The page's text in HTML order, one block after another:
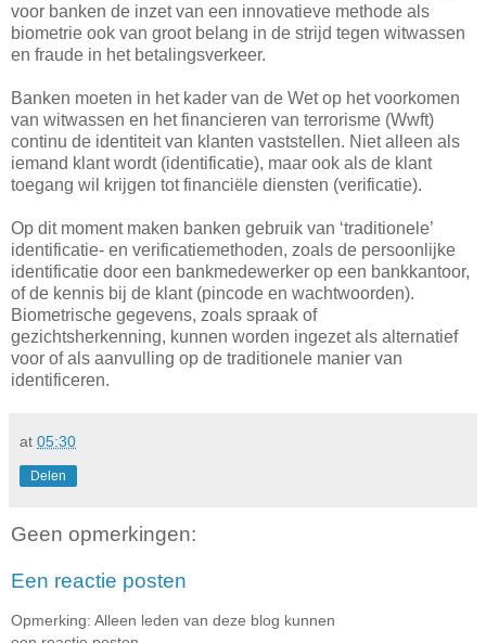
voor banken de inzet van een innovatieve methode als
biometrie ook van groot belang in de strijd tegen witwassen
en fraude in het betalingsverkeer.
Banken moeten in het kader van de Wet op het voorkomen
van witwassen en het financieren van terrorisme (Wwft)
continu de identiteit van klanten vaststellen. Niet alleen als
iemand klant wordt (identificatie), maar ook als de klant
toegang wil krijgen tot financiële diensten (verificatie).
Op dit moment maken banken gebruik van ‘traditionele’
identificatie- en verificatiemethoden, zoals de persoonlijke
identificatie door een bankmedewerker op een bankkantoor,
of de kennis bij de klant (pincode en wachtwoorden).
Biometrische gegevens, zoals spraak of
gezichtsherkenning, kunnen worden ingezet als alternatief
voor of als aanvulling op de traditionele manier van
identificeren.
at 05:30
Delen
Geen opmerkingen:
Een reactie posten
Opmerking: Alleen leden van deze blog kunnen